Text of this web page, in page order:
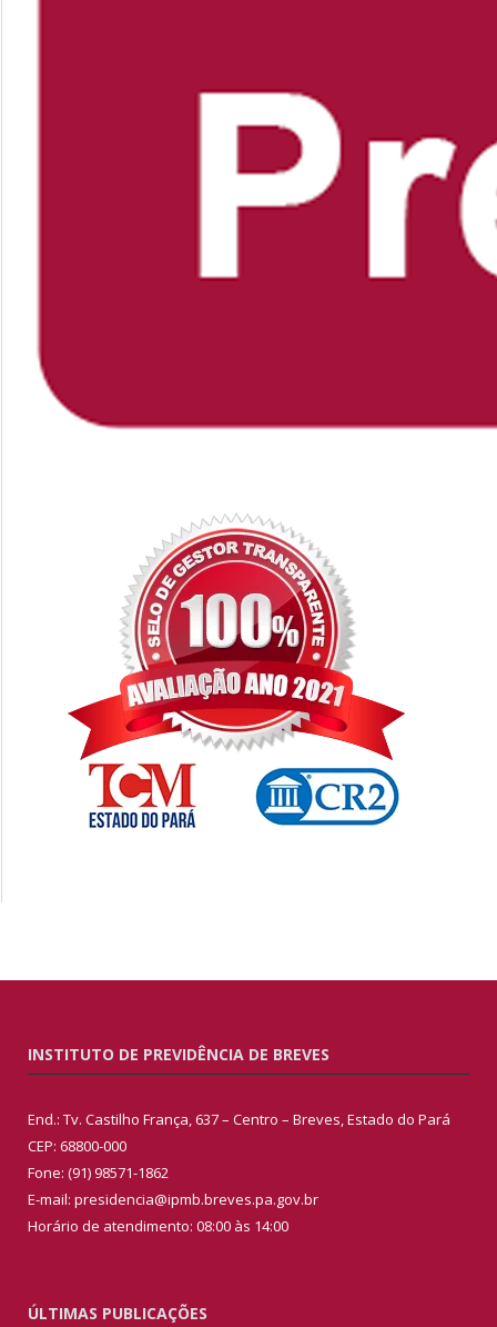
INSTITUTO DE PREVIDÊNCIA DE BREVES
End.: Tv. Castilho França, 637 – Centro – Breves, Estado do Pará
CEP: 68800-000
Fone: (91) 98571-1862
E-mail: presidencia@ipmb.breves.pa.gov.br
Horário de atendimento: 08:00 às 14:00
ÚLTIMAS PUBLICAÇÕES